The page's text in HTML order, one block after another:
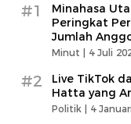
#1
Minahasa
Peringkat
Jumlah
Minut | 4 Juli
#2
Live TikTok
Hatta yang
Politik | 4